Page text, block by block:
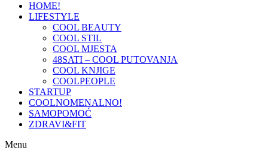
HOME!
LIFESTYLE
COOL BEAUTY
COOL STIL
COOL MJESTA
48SATI – COOL PUTOVANJA
COOL KNJIGE
COOLPEOPLE
STARTUP
COOLNOMENALNO!
SAMOPOMOĆ
ZDRAVI&FIT
Menu